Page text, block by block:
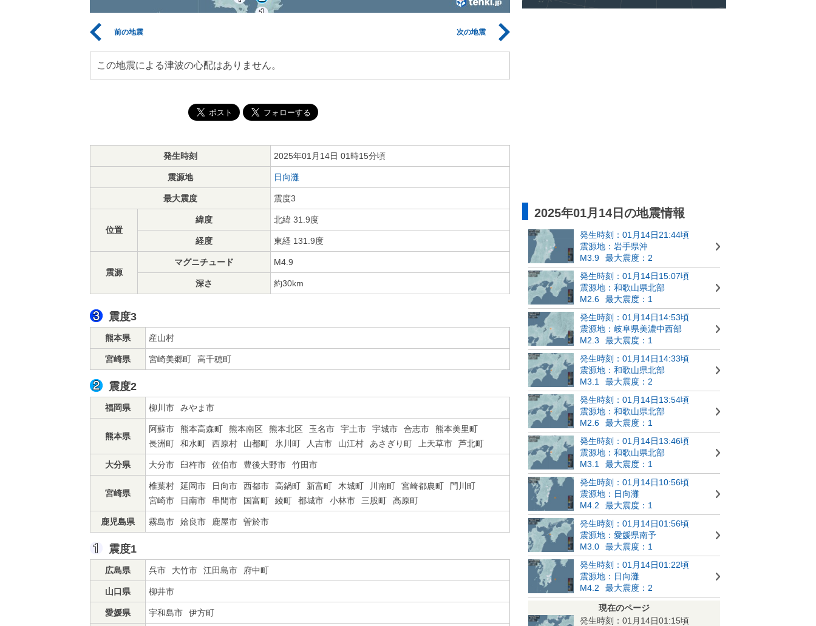
前の地震 次の地震
この地震による津波の心配はありません。
発生時刻 2025年01月14日 01時15分頃
震源地 日向灘
最大震度 震度3
位置
緯度 北緯 31.9度
経度 東経 131.9度
震源
マグニチュード M4.9
深さ 約30km
震度3
熊本県 産山村
宮崎県 宮崎美郷町 高千穂町
震度2
福岡県 柳川市 みやま市
熊本県
阿蘇市 熊本高森町 熊本南区 熊本北区 玉名市 宇土市 宇城市 合志市
熊本美里町
長洲町
和水町 西原村 山都町 氷川町 人吉市 山江村 あさぎり町 上天草市 芦北町
大分県 大分市 臼杵市 佐伯市 豊後大野市 竹田市
宮崎県
椎葉村 延岡市 日向市 西都市 高鍋町 新富町 木城町 川南町 宮崎都農町
門川町
宮崎市
日南市 串間市 国富町 綾町 都城市 小林市 三股町 高原町
鹿児島県 霧島市 姶良市 鹿屋市 曽於市
震度1
広島県 呉市 大竹市 江田島市 府中町
山口県 柳井市
愛媛県 宇和島市 伊方町
2025年01月14日の地震情報
発生時刻：01月14日21:44頃
震源地：岩手県沖
M3.9
最大震度：2
発生時刻：01月14日15:07頃
震源地：和歌山県北部
M2.6
最大震度：1
発生時刻：01月14日14:53頃
震源地：岐阜県美濃中西部
M2.3
最大震度：1
発生時刻：01月14日14:33頃
震源地：和歌山県北部
M3.1
最大震度：2
発生時刻：01月14日13:54頃
震源地：和歌山県北部
M2.6
最大震度：1
発生時刻：01月14日13:46頃
震源地：和歌山県北部
M3.1
最大震度：1
発生時刻：01月14日10:56頃
震源地：日向灘
M4.2
最大震度：1
発生時刻：01月14日01:56頃
震源地：愛媛県南予
M3.0
最大震度：1
発生時刻：01月14日01:22頃
震源地：日向灘
M4.2
最大震度：2
現在のページ
発生時刻：01月14日01:15頃